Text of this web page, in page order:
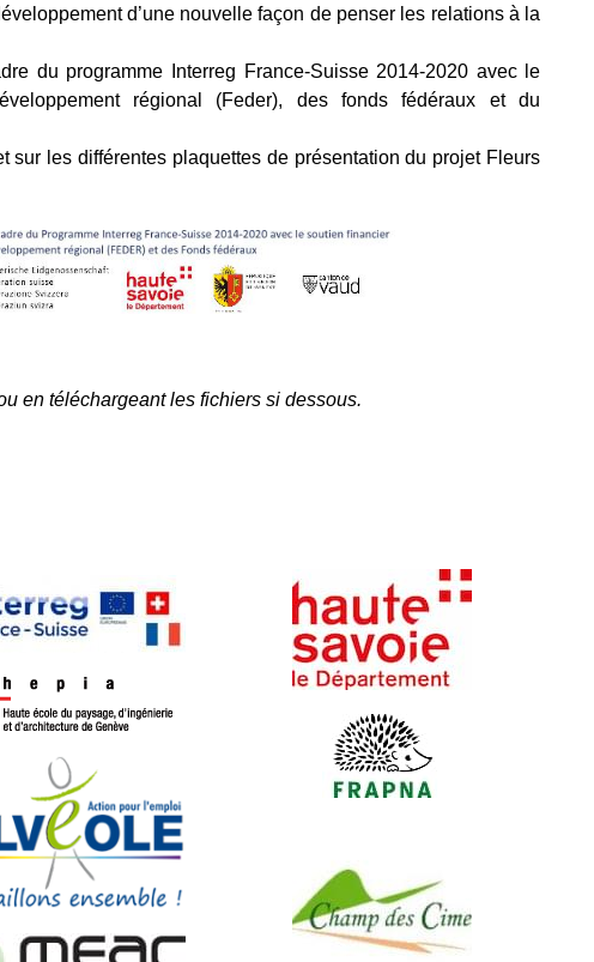
d’une nouvelle façon de penser les relations à la
du programme Interreg France-Suisse 2014-2020 avec le
régional (Feder), des fonds fédéraux et du
sur les différentes plaquettes de présentation du projet Fleurs
en télé­char­geant les fichiers si dessous.